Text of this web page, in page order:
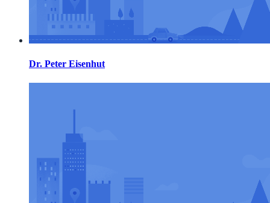
Dr. Peter Eisenhut